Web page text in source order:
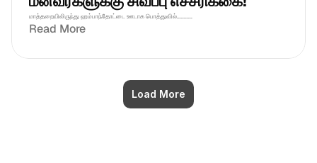
மாத்தறையிலிருந்து ஹம்பாந்தோட்டை ஊடாக பொத்துவில்...........
Read More
Load More